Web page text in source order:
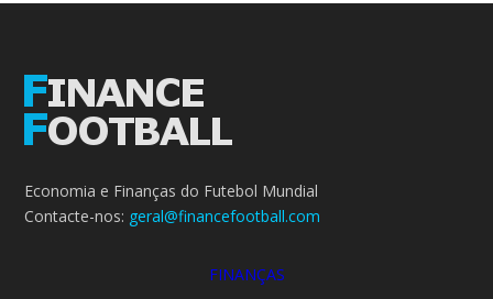
Economia e Finanças do Futebol Mundial
Contacte-nos: geral@financefootball.com
FINANÇAS